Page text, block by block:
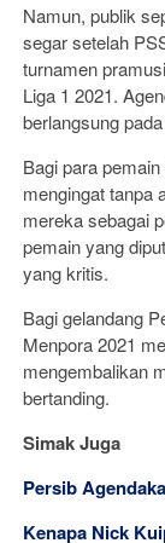
Namun, publik
segar setelah
turnamen
Liga 1 2021.
berlangsung
Bagi para
mengingat tanpa
mereka sebagai
pemain yang
yang kritis.
Bagi gelandang
Menpora 2021
mengembalikan
bertanding.
Simak Juga
Persib
Kenapa Nick